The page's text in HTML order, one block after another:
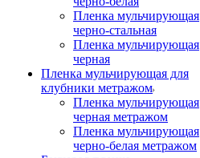
Пленка мульчирующая
черно-стальная
Пленка мульчирующая
черная
Пленка мульчирующая для
клубники метражом
Пленка мульчирующая
черная метражом
Пленка мульчирующая
черно-белая метражом